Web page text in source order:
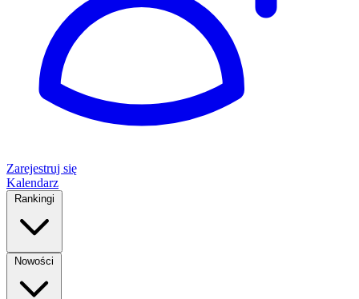
Zarejestruj się
Kalendarz
Rankingi
Nowości